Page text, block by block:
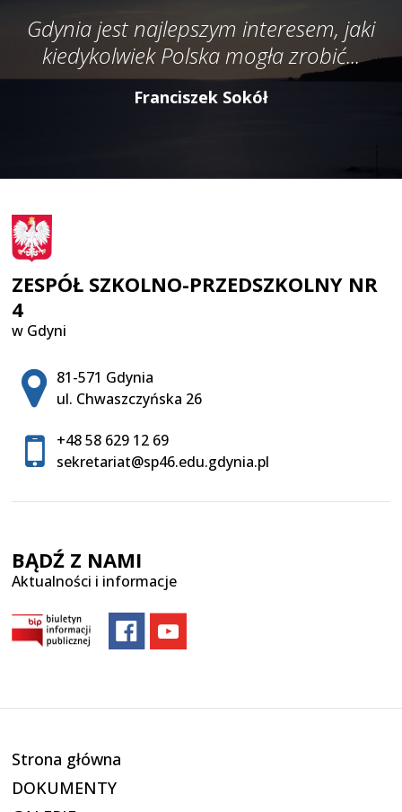
Gdynia jest najlepszym interesem, jaki
kiedykolwiek Polska mogła zrobić...
Franciszek Sokół
ZESPÓŁ SZKOLNO-PRZEDSZKOLNY NR
4
w Gdyni
Adres pocztowy:
81-571 Gdynia
ul. Chwaszczyńska 26
+48 58 629 12 69
sekretariat@sp46.edu.gdynia.pl
BĄDŹ Z NAMI
Aktualności i informacje
Strona główna
DOKUMENTY